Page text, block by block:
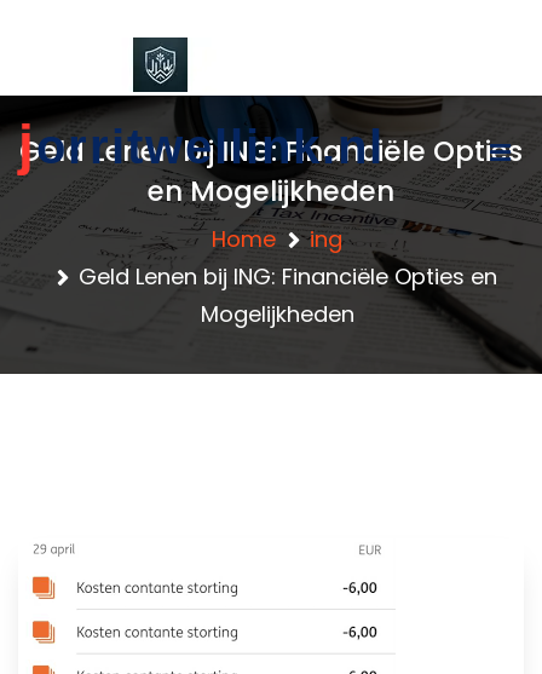
jorritwellink.nl
Geld Lenen bij ING: Financiële Opties
en Mogelijkheden
Home
ing
Geld Lenen bij ING: Financiële Opties en
Mogelijkheden